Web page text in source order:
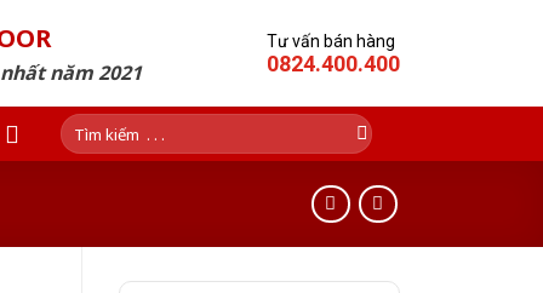
năm 2021
Tư vấn bán hàng
0824.400.400
Tìm
kiếm: